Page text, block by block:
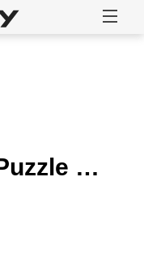
Nuts, Bolts: Sort Puzzle Games